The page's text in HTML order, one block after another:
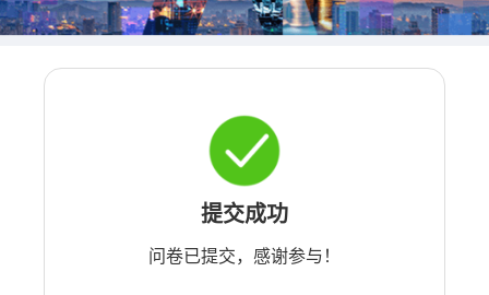
提交成功
问卷已提交，感谢参与！